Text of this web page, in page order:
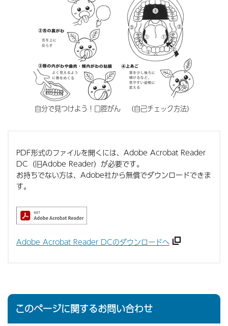
自分で見つけよう！口腔がん （自己チェック方法）
PDF形式のファイルを開くには、Adobe Acrobat Reader
DC（旧Adobe Reader）が必要です。
お持ちでない方は、Adobe社から無償でダウンロードできま
す。
Adobe Acrobat Reader DCのダウンロードへ
このページに関するお問い合わせ